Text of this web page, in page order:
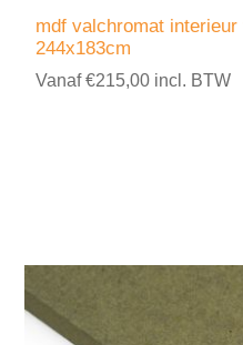
mdf valchromat
244x183cm
Vanaf €215,00 incl. BTW